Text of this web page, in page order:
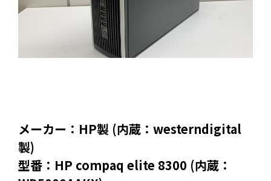
メーカー：HP製 (内蔵：westerndigital
製)
型番：HP compaq elite 8300 (内蔵：